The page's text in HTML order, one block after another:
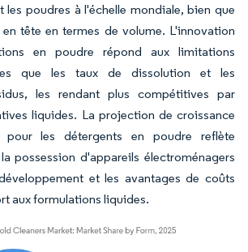
les poudres à l'échelle mondiale, bien que
tête en termes de volume. L'innovation
en poudre répond aux limitations
que les taux de dissolution et les
les rendant plus compétitives par
liquides. La projection de croissance
les détergents en poudre reflète
possession d'appareils électroménagers
et les avantages de coûts
aux formulations liquides.